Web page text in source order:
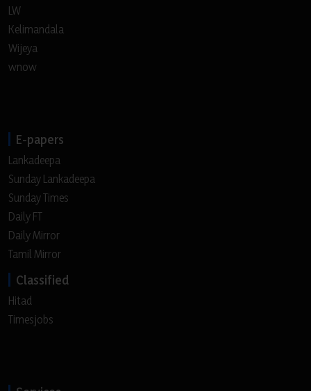
LW
Kelimandala
Wijeya
wnow
E-papers
Lankadeepa
Sunday Lankadeepa
Sunday Times
Daily FT
Daily Mirror
Tamil Mirror
Classified
Hitad
Timesjobs